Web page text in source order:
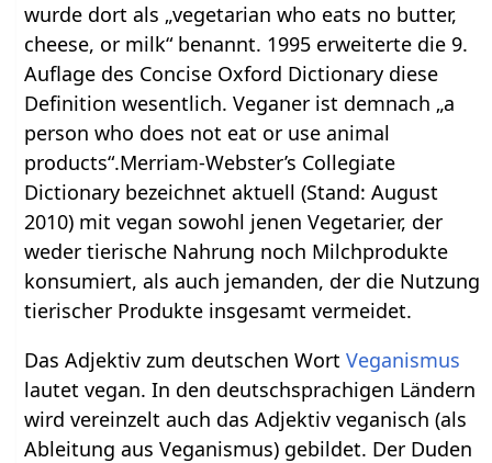
wurde dort als „vegetarian who eats no butter,
cheese, or milk“ benannt. 1995 erweiterte die 9.
Auflage des Concise Oxford Dictionary diese
Definition wesentlich. Veganer ist demnach „a
person who does not eat or use animal
products“.Merriam-Webster’s Collegiate
Dictionary bezeichnet aktuell (Stand: August
2010) mit vegan sowohl jenen Vegetarier, der
weder tierische Nahrung noch Milchprodukte
konsumiert, als auch jemanden, der die Nutzung
tierischer Produkte insgesamt vermeidet.
Das Adjektiv zum deutschen WortVeganismus
lautet vegan. In den deutschsprachigen Ländern
wird vereinzelt auch das Adjektiv veganisch (als
Ableitung aus Veganismus) gebildet. Der Duden